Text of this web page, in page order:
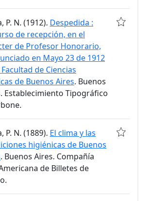
P. N. (1912). Despedida :
de recepción, en el
de Profesor Honorario,
en Mayo 23 de 1912
de Ciencias
de Buenos Aires. Buenos
Establecimiento Tipográfico
P. N. (1889). El clima y las
higiénicas de Buenos
. Buenos Aires. Compañía
de Billetes de